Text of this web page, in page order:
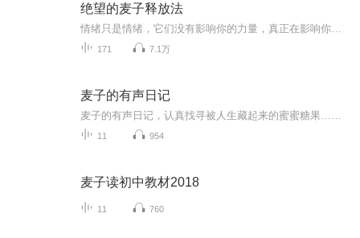
绝望的麦子释放法
171 7.1万
麦子的有声日记
麦子的有声日记，认真找寻被人生藏起来的蜜蜜糖果……
11 954
麦子读初中教材2018
11 760